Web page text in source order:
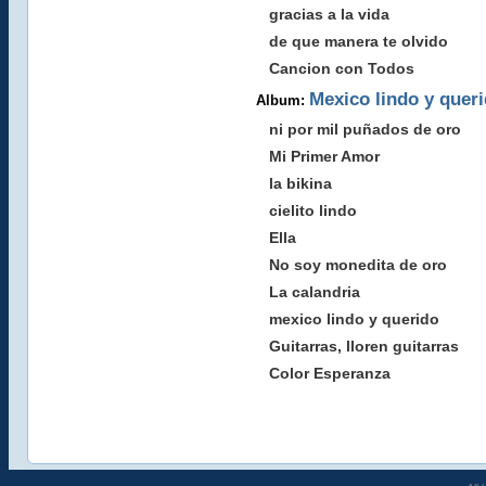
gracias a la vida
de que manera te olvido
Cancion con Todos
Album: Mexico lindo y
ni por mil puñados de oro
Mi Primer Amor
la bikina
cielito lindo
Ella
No soy monedita de oro
La calandria
mexico lindo y querido
Guitarras, lloren guitarras
Color Esperanza